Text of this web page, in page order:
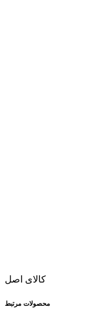
کالای اصل
محصولات مرتبط